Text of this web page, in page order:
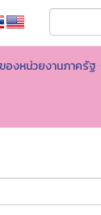
องหน่วยงานภาครัฐ